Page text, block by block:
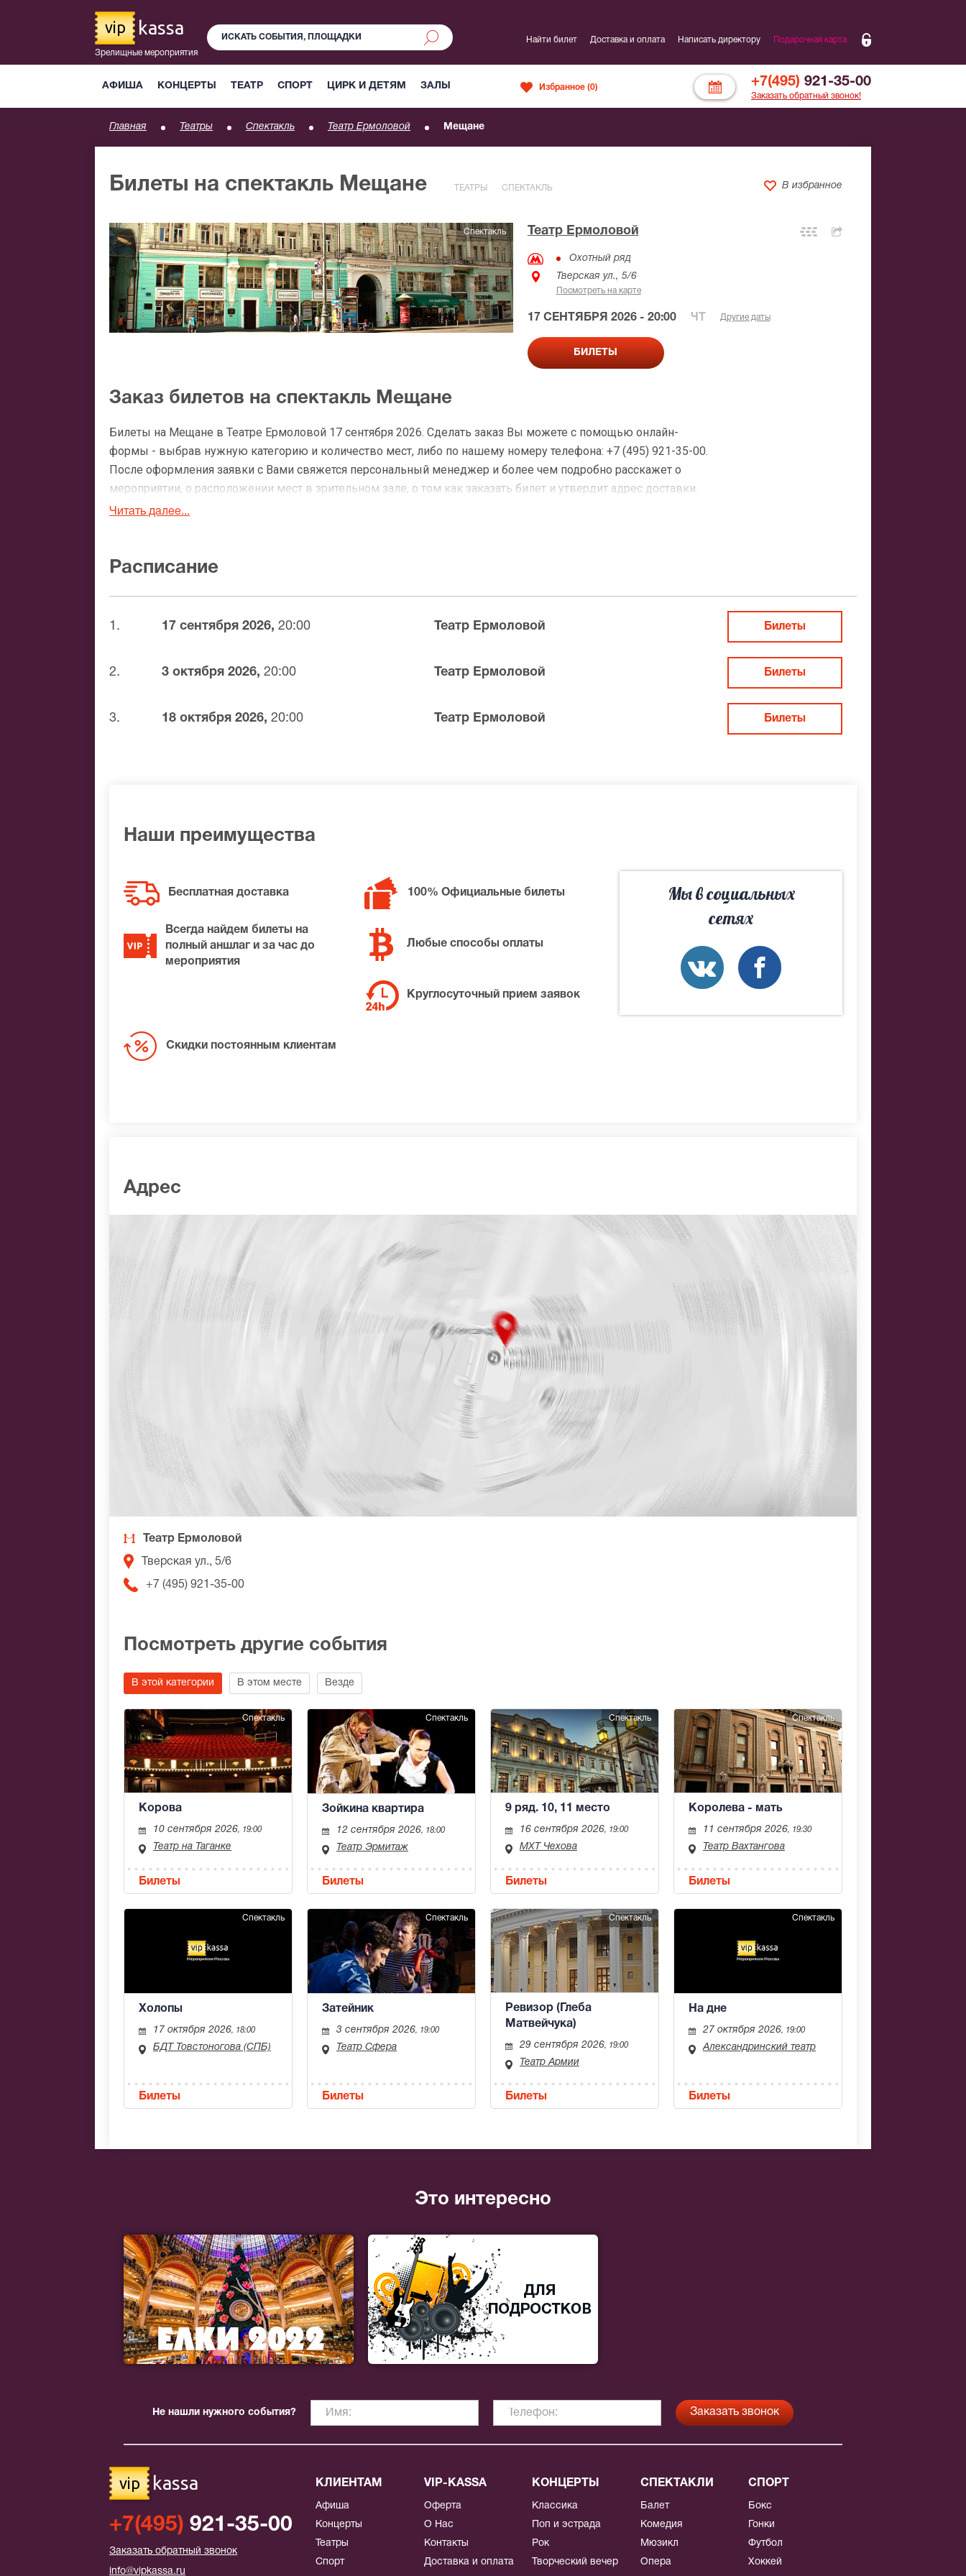
vip kassa
Зрелищные мероприятия
АФИША КОНЦЕРТЫ ТЕАТР СПОРТ ЦИРК И ДЕТЯМ ЗАЛЫ
Найти билет Доставка и оплата Написать директору Подарочная карта
+7(495) 921-35-00
Заказать обратный звонок!
Избранное (0)
Главная Театры Спектакль Театр Ермоловой Мещане
Билеты на спектакль Мещане ТЕАТРЫ СПЕКТАКЛЬ В избранное
Спектакль Театр Ермоловой
Охотный ряд
Тверская ул., 5/6
Посмотреть на карте
17 СЕНТЯБРЯ 2026 - 20:00 ЧТ Другие даты
БИЛЕТЫ
Заказ билетов на спектакль Мещане
Билеты на Мещане в Театре Ермоловой 17 сентября 2026. Сделать заказ Вы можете с помощью онлайн-
формы - выбрав нужную категорию и количество мест, либо по нашему номеру телефона: +7 (495) 921-35-00.
После оформления заявки с Вами свяжется персональный менеджер и более чем подробно расскажет о
мероприятии, о расположении мест в зрительном зале, о том как заказать билет и утвердит адрес доставки.
После бронирования билетов, ожидайте доставку по Москве в течение не более 2-х часов. Бесплатная
доставка билетов осуществляется в пределах МКАД возле метро или в пешей доступности. Оплатить заказ
Вы можете с помощью:
Банковской картой
Наличными
Связной
Читать далее...
Расписание
1. 17 сентября 2026, 20:00 Театр Ермоловой Билеты
2. 3 октября 2026, 20:00 Театр Ермоловой Билеты
3. 18 октября 2026, 20:00 Театр Ермоловой Билеты
Наши преимущества
Бесплатная доставка 100% Официальные билеты
Всегда найдем билеты на
полный аншлаг и за час до
мероприятия
Любые способы оплаты
Круглосуточный прием заявок
Скидки постоянным клиентам
Мы в социальных
сетях
Адрес
Театр Ермоловой
Тверская ул., 5/6
+7 (495) 921-35-00
Посмотреть другие события
В этой категории В этом месте Везде
Спектакль
Корова
10 сентября 2026, 19:00
Театр на Таганке
Билеты
Спектакль
Зойкина квартира
12 сентября 2026, 18:00
Театр Эрмитаж
Билеты
Спектакль
9 ряд. 10, 11 место
16 сентября 2026, 19:00
МХТ Чехова
Билеты
Спектакль
Королева - мать
11 сентября 2026, 19:30
Театр Вахтангова
Билеты
Спектакль
Холопы
17 октября 2026, 18:00
БДТ Товстоногова (СПБ)
Билеты
Спектакль
Затейник
3 сентября 2026, 19:00
Театр Сфера
Билеты
Спектакль
Ревизор (Глеба
Матвейчука)
29 сентября 2026, 19:00
Театр Армии
Билеты
Спектакль
На дне
27 октября 2026, 19:00
Александринский театр
Билеты
Это интересно
Не нашли нужного события?
vip kassa
+7(495) 921-35-00
Заказать обратный звонок
info@vipkassa.ru
КЛИЕНТАМ
Афиша
Концерты
Театры
Спорт
VIP-KASSA
Оферта
О Нас
Контакты
Доставка и оплата
КОНЦЕРТЫ
Классика
Поп и эстрада
Рок
Творческий вечер
СПЕКТАКЛИ
Балет
Комедия
Мюзикл
Опера
СПОРТ
Бокс
Гонки
Футбол
Хоккей